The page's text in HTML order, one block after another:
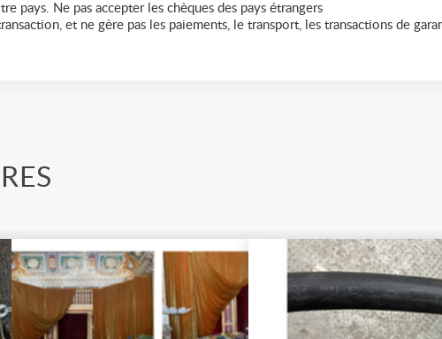
pays. Ne pas accepter les chèques des pays étrangers
et ne gère pas les paiements, le transport, les transactions de